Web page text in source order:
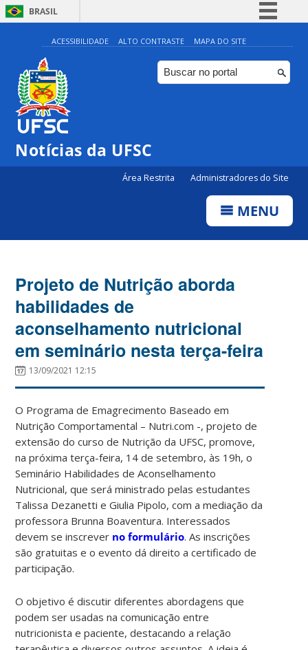
BRASIL
Simplifique!
Comunica BR
Participe
ACESSIBILIDADE ALTO CONTRASTE MAPA DO SITE
Notícias da UFSC
Área Restrita Administradores do Site
MENU
Projeto de Nutrição aborda
habilidades de
aconselhamento nutricional
em seminário nesta terça-feira
13/09/2021 12:15
O Programa de Emagrecimento Baseado em
Nutrição Comportamental – Nutri.com -, projeto de
extensão do curso de Nutrição da UFSC, promove,
na próxima terça-feira, 14 de setembro, às 19h, o
Seminário Habilidades de Aconselhamento
Nutricional, que será ministrado pelas estudantes
Talissa Dezanetti e Giulia Pipolo, com a mediação da
professora Brunna Boaventura. Interessados
devem se inscrever no formulário. As inscrições
são gratuitas e o evento dá direito a certificado de
participação.
O objetivo é discutir diferentes abordagens que
podem ser usadas na comunicação entre
nutricionista e paciente, destacando a relação